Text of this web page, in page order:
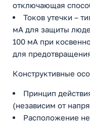
отключающая
Токов утечки –
мА для защиты
100 мА при
для
Конструктивные
Принцип
(независим от
Расположение